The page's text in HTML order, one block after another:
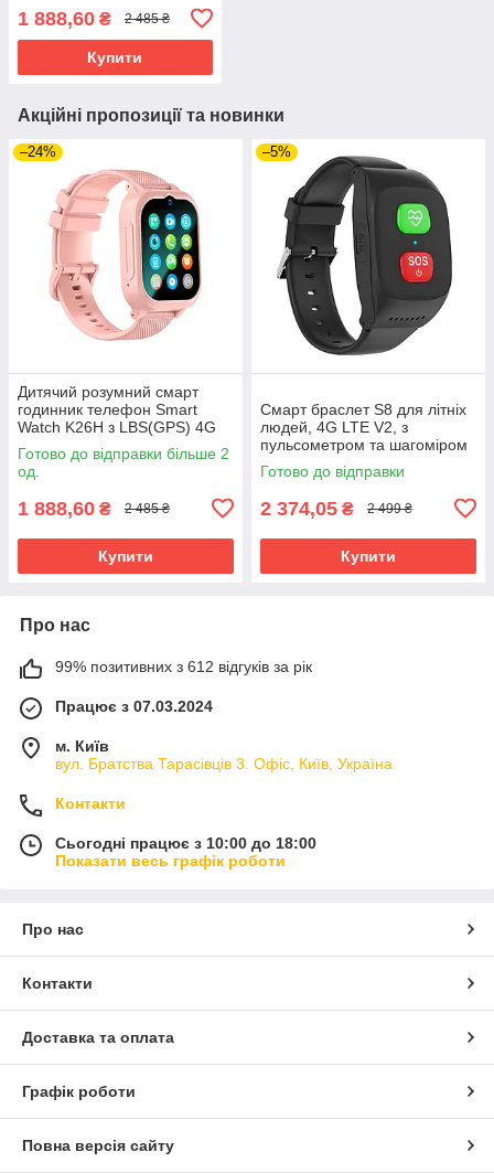
1 888,60 ₴ 2 485 ₴
Купити
Акційні пропозиції та новинки
–24%
Дитячий розумний смарт
годинник телефон Smart
Watch K26H з LBS(GPS) 4G
LTE
Готово до відправки більше 2
од.
1 888,60 ₴ 2 485 ₴
Купити
–5%
Смарт браслет S8 для літніх
людей, 4G LTE V2, з
пульсометром та шагоміром
Готово до відправки
2 374,05 ₴ 2 499 ₴
Купити
Про нас
99% позитивних з 612 відгуків за рік
Працює з 07.03.2024
м. Київ
вул. Братства Тарасівців 3. Офіс, Київ, Україна
Контакти
Сьогодні працює з 10:00 до 18:00
Показати весь графік роботи
Про нас
Контакти
Доставка та оплата
Графік роботи
Повна версія сайту